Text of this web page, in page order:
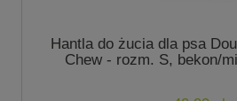
Hantla do żucia dla psa
Chew - rozm. S, bekon/